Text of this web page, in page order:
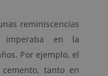
reminiscencias
en la
Por ejemplo, el
tanto en